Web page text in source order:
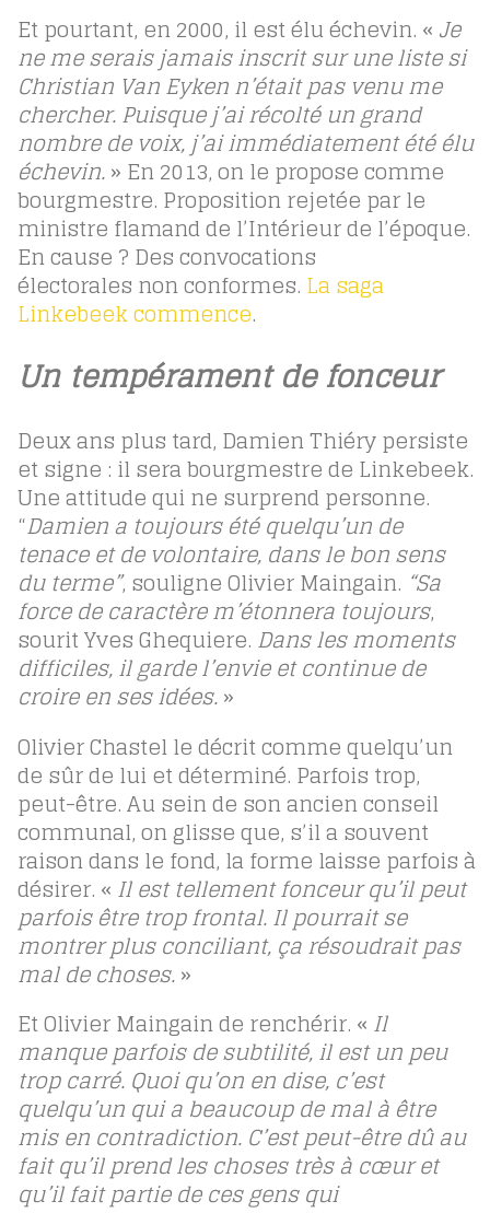
Et pourtant, en 2000, il est élu échevin. « Je
ne me serais jamais inscrit sur une liste si
Christian Van Eyken n’était pas venu me
chercher. Puisque j’ai récolté un grand
nombre de voix, j’ai immédiatement été élu
échevin.» En 2013, on le propose comme
bourgmestre. Proposition rejetée par le
ministre flamand de l’Intérieur de l’époque.
En cause ? Des convocations
électorales non conformes. La saga
Linkebeek commence.
Un tempérament de fonceur
Deux ans plus tard, Damien Thiéry persiste
et signe : il sera bourgmestre de Linkebeek.
Une attitude qui ne surprend personne.
“Damien a toujours été quelqu’un de
tenace et de volontaire, dans le bon sens
du terme”, souligne Olivier Maingain. “Sa
force de caractère m’étonnera toujours,
sourit Yves Ghequiere. Dans les moments
difficiles, il garde l’envie et continue de
croire en ses idées.»
Olivier Chastel le décrit comme quelqu’un
de sûr de lui et déterminé. Parfois trop,
peut-être. Au sein de son ancien conseil
communal, on glisse que, s’il a souvent
raison dans le fond, la forme laisse parfois à
désirer. « Il est tellement fonceur qu’il peut
parfois être trop frontal. Il pourrait se
montrer plus conciliant, ça résoudrait pas
mal de choses.»
Et Olivier Maingain de renchérir. « Il
manque parfois de subtilité, il est un peu
trop carré. Quoi qu’on en dise, c’est
quelqu’un qui a beaucoup de mal à être
mis en contradiction. C’est peut-être dû au
fait qu’il prend les choses très à cœur et
qu’il fait partie de ces gens qui